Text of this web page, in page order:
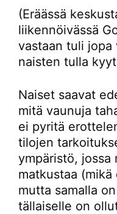
(Eräässä
liikennöivässä
vastaan tuli jopa
naisten tulla
Naiset saavat
mitä vaunuja
ei pyritä
tilojen
ympäristö, jossa
matkustaa
mutta samalla
tällaiselle on